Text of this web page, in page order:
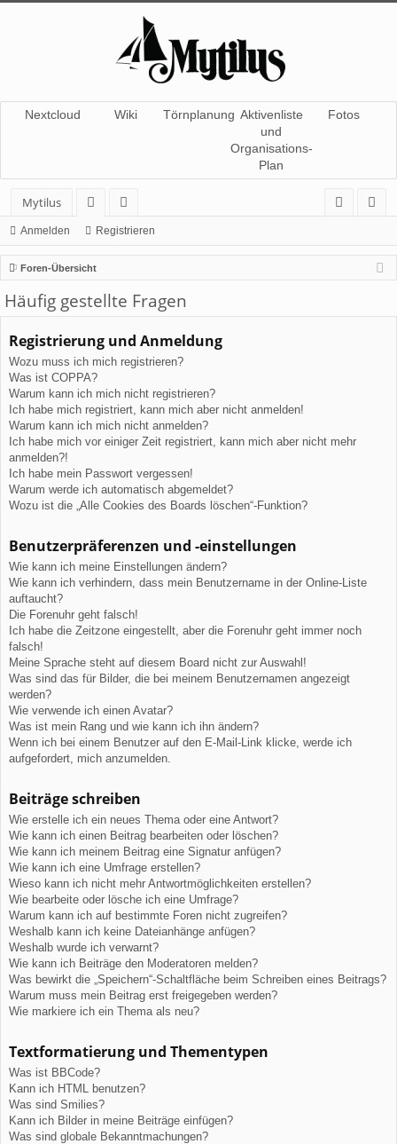
Nextcloud Wiki Törnplanung Aktivenliste
und
Organisations-
Plan
Fotos
Mytilus
or
en
itg
lie
de
r
m
el
de
ist
rie
re
Anmelden Registrieren
Foren-Übersicht
Häufig gestellte Fragen
Registrierung und Anmeldung
Wozu muss ich mich registrieren?
Was ist COPPA?
Warum kann ich mich nicht registrieren?
Ich habe mich registriert, kann mich aber nicht anmelden!
Warum kann ich mich nicht anmelden?
Ich habe mich vor einiger Zeit registriert, kann mich aber nicht mehr
anmelden?!
Ich habe mein Passwort vergessen!
Warum werde ich automatisch abgemeldet?
Wozu ist die „Alle Cookies des Boards löschen“-Funktion?
Benutzerpräferenzen und -einstellungen
Wie kann ich meine Einstellungen ändern?
Wie kann ich verhindern, dass mein Benutzername in der Online-Liste
auftaucht?
Die Forenuhr geht falsch!
Ich habe die Zeitzone eingestellt, aber die Forenuhr geht immer noch
falsch!
Meine Sprache steht auf diesem Board nicht zur Auswahl!
Was sind das für Bilder, die bei meinem Benutzernamen angezeigt
werden?
Wie verwende ich einen Avatar?
Was ist mein Rang und wie kann ich ihn ändern?
Wenn ich bei einem Benutzer auf den E-Mail-Link klicke, werde ich
aufgefordert, mich anzumelden.
Beiträge schreiben
Wie erstelle ich ein neues Thema oder eine Antwort?
Wie kann ich einen Beitrag bearbeiten oder löschen?
Wie kann ich meinem Beitrag eine Signatur anfügen?
Wie kann ich eine Umfrage erstellen?
Wieso kann ich nicht mehr Antwortmöglichkeiten erstellen?
Wie bearbeite oder lösche ich eine Umfrage?
Warum kann ich auf bestimmte Foren nicht zugreifen?
Weshalb kann ich keine Dateianhänge anfügen?
Weshalb wurde ich verwarnt?
Wie kann ich Beiträge den Moderatoren melden?
Was bewirkt die „Speichern“-Schaltfläche beim Schreiben eines Beitrags?
Warum muss mein Beitrag erst freigegeben werden?
Wie markiere ich ein Thema als neu?
Textformatierung und Thementypen
Was ist BBCode?
Kann ich HTML benutzen?
Was sind Smilies?
Kann ich Bilder in meine Beiträge einfügen?
Was sind globale Bekanntmachungen?